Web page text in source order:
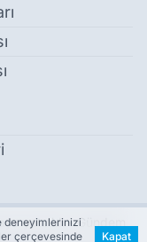
yatırıldı - Gündem
deneyimlerinizi
çerçevesinde
Kapat